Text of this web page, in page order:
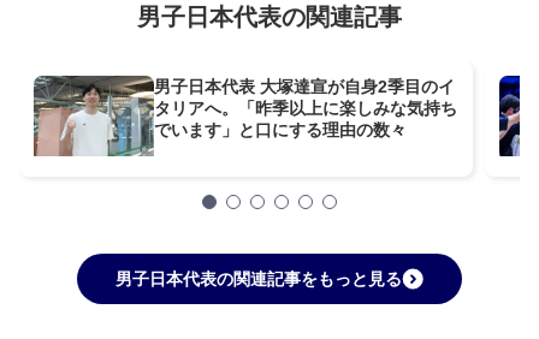
男子日本代表の関連記事
男子日本代表 大塚達宣が自身2季目のイ
タリアへ。「昨季以上に楽しみな気持ち
でいます」と口にする理由の数々
男子日本代表の関連記事をもっと見る